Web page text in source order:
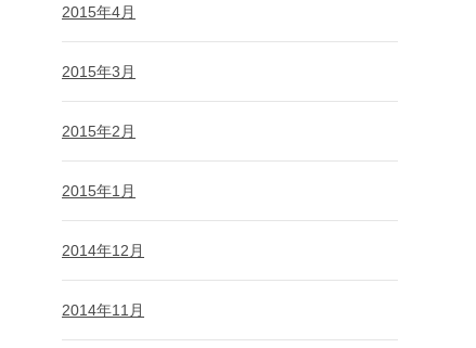
2015年4月
2015年3月
2015年2月
2015年1月
2014年12月
2014年11月